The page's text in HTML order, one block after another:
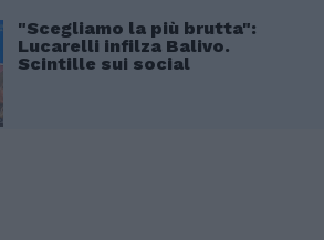
"Scegliamo la più brutta":
Lucarelli infilza Balivo.
Scintille sui social